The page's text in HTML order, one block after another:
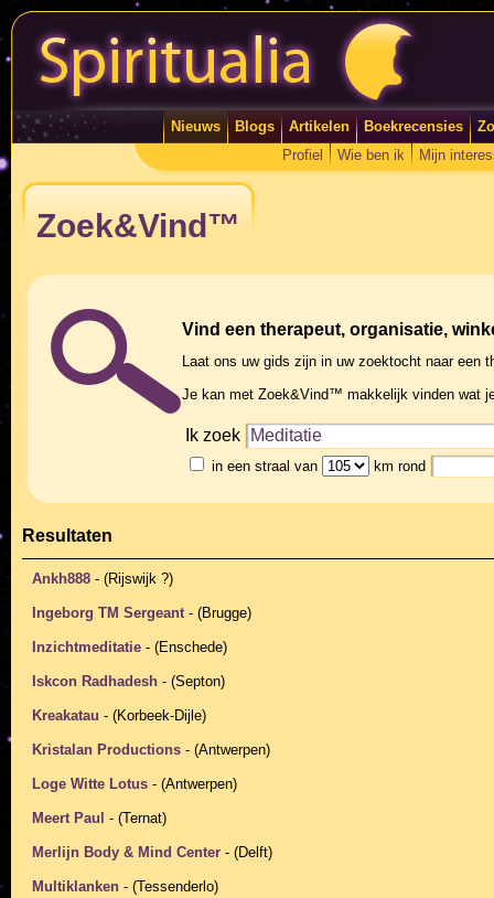
Nieuws Blogs Artikelen Boekrecensies
Profiel
Wie ben ik Mijn
Zoek&Vind™
Vind een therapeut, organisatie,
Laat ons uw gids zijn in uw zoektocht naar een
Je kan met Zoek&Vind™ makkelijk vinden wat
Ik zoek
in een straal van km rond
Resultaten
Ankh888 - (Rijswijk ?)
Ingeborg TM Sergeant - (Brugge)
Inzichtmeditatie - (Enschede)
Iskcon Radhadesh - (Septon)
Kreakatau - (Korbeek-Dijle)
Kristalan Productions - (Antwerpen)
Loge Witte Lotus - (Antwerpen)
Meert Paul - (Ternat)
Merlijn Body & Mind Center - (Delft)
Multiklanken - (Tessenderlo)